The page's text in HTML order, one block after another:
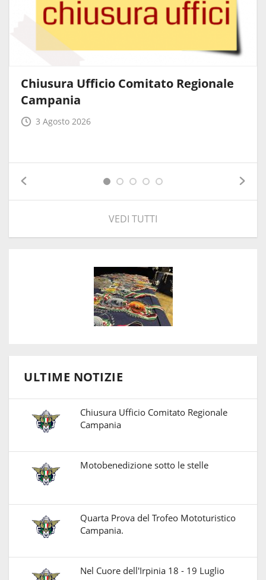
Chiusura Ufficio Comitato Regionale
Campania
3 Agosto 2026
VEDI TUTTI
ULTIME NOTIZIE
Chiusura Ufficio Comitato Regionale
Campania
Motobenedizione sotto le stelle
Quarta Prova del Trofeo Mototuristico
Campania.
Nel Cuore dell'Irpinia 18 - 19 Luglio